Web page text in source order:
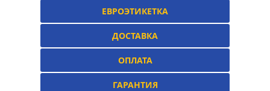
ЕВРОЭТИКЕТКА
ДОСТАВКА
ОПЛАТА
ГАРАНТИЯ